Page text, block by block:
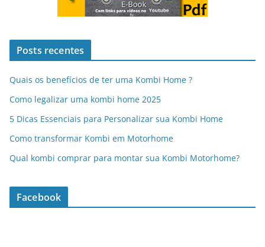
Posts recentes
Quais os benefícios de ter uma Kombi Home ?
Como legalizar uma kombi home 2025
5 Dicas Essenciais para Personalizar sua Kombi Home
Como transformar Kombi em Motorhome
Qual kombi comprar para montar sua Kombi Motorhome?
Facebook